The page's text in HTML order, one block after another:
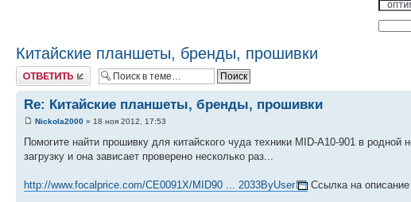
Китайские планшеты, бренды, прошивки
Комментировать
Re: Китайские планшеты, бренды, прошивки
Nickola2000 » 18 ноя 2012, 17:53
Помогите найти прошивку для китайского чуда техники MID-A10-901 в
загрузку и она зависает проверено несколько раз...
http://www.focalprice.com/CE0091X/MID90 ... 2033ByUser Ссылка на